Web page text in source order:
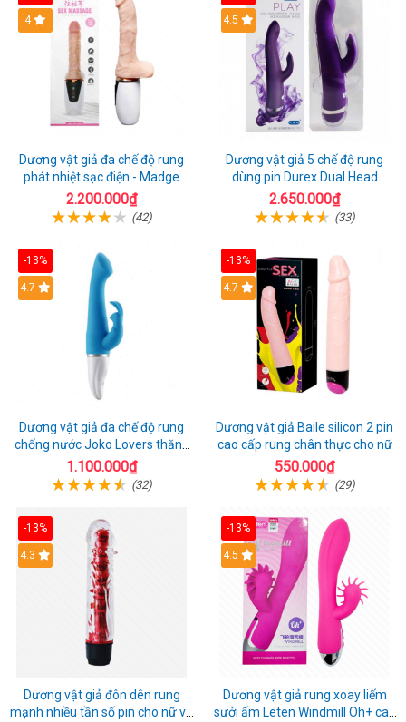
Hot
4
Dương vật giả đa chế độ rung
phát nhiệt sạc điện - Madge
2.200.000₫
(42)
Hot
4.5
Dương vật giả 5 chế độ rung
dùng pin Durex Dual Head
Pulsing
2.650.000₫
(33)
-13%
Hot
4.7
Dương vật giả đa chế độ rung
chống nước Joko Lovers thăng
hoa
1.100.000₫
(32)
-13%
4.7
Dương vật giả Baile silicon 2 pin
cao cấp rung chân thực cho nữ
550.000₫
(29)
-13%
4.3
Dương vật giả đôn dên rung
mạnh nhiều tần số pin cho nữ và
-13%
4.5
Dương vật giả rung xoay liếm
sưởi ấm Leten Windmill Oh+ cao